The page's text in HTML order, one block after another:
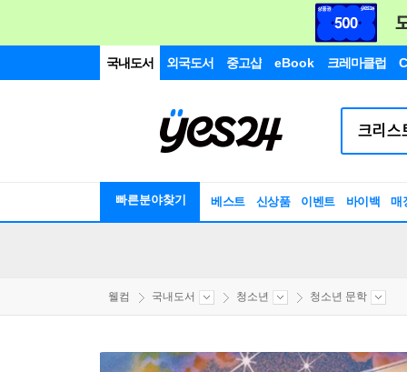
국내도서 외국도서 중고샵 eBook 크레마클럽
빠른분야찾기 베스트 신상품 이벤트 바이백 매
웰컴 국내도서 청소년 청소년 문학